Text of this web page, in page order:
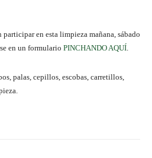
en esta limpieza mañana, sábado
en un formulario PINCHANDO AQUÍ.
palas, cepillos, escobas, carretillos,